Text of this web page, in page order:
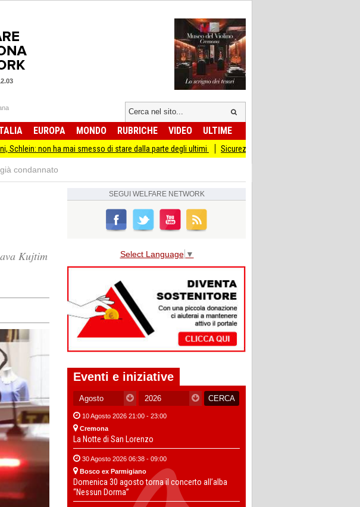
EUROPA MONDO RUBRICHE VIDEO ULTIME
non ha mai smesso di stare dalla parte degli ultimi Sicurezza I Giovani Democratici ribattono ai Giovani
condannato
Kujtim
SEGUI WELFARE NETWORK
Select Language ▼
Eventi e iniziative
10 Agosto 2026 21:00 - 23:00
Cremona
La Notte di San Lorenzo
30 Agosto 2026 06:38 - 09:00
Bosco ex Parmigiano
Domenica 30 agosto torna il concerto all’alba
“Nessun Dorma”